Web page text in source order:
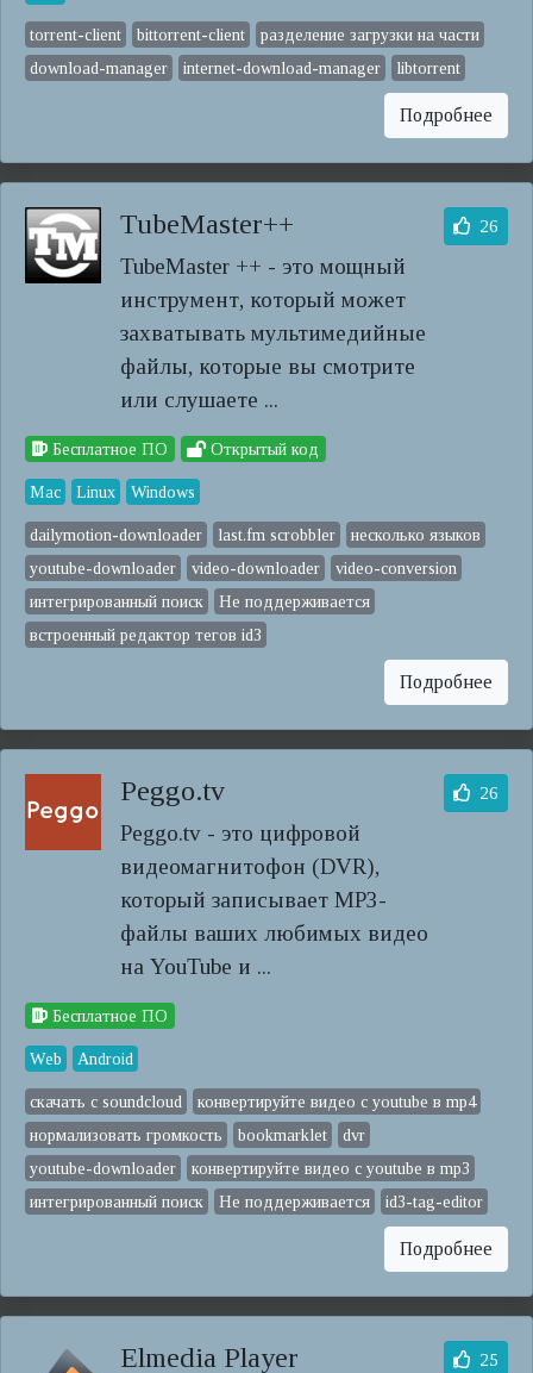
torrent-client bittorrent-client
разделение загрузки на части
download-manager
internet-download-manager libtorrent
Подробнее
TubeMaster++
TubeMaster ++ - это мощный
инструмент, который может
захватывать мультимедийные
файлы, которые вы смотрите
или слушаете ...
26
Бесплатное ПО Открытый код
Mac Linux Windows
dailymotion-downloader last.fm scrobbler
несколько языков
youtube-downloader
video-downloader
video-conversion
интегрированный поиск
Не поддерживается
встроенный редактор тегов id3
Подробнее
Peggo.tv
Peggo.tv - это цифровой
видеомагнитофон (DVR),
который записывает MP3-
файлы ваших любимых видео
на YouTube и ...
26
Бесплатное ПО
Web Android
скачать с soundcloud
конвертируйте видео с youtube в mp4
нормализовать громкость
bookmarklet
dvr
youtube-downloader
конвертируйте видео с youtube в mp3
интегрированный поиск
Не поддерживается id3-tag-editor
Подробнее
Elmedia Player 25